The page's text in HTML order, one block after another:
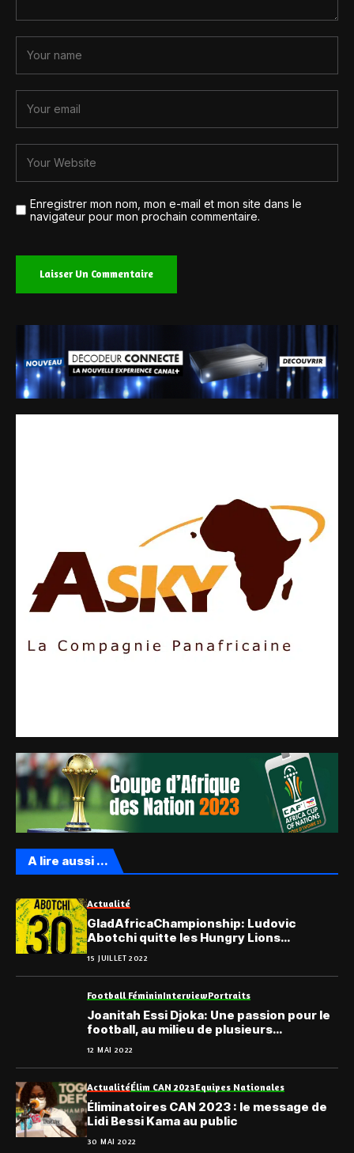
Enregistrer mon nom, mon e-mail et mon site dans le
navigateur pour mon prochain commentaire.
A lire aussi ...
Actualité
GladAfricaChampionship: Ludovic
Abotchi quitte les Hungry Lions
d’Afrique du sud
15 JUILLET 2022
Football FémininInterviewPortraits
Joanitah Essi Djoka: Une passion pour le
football, au milieu de plusieurs
disciplines…
12 MAI 2022
ActualitéÉlim CAN 2023Equipes Nationales
Éliminatoires CAN 2023 : le message de
Lidi Bessi Kama au public
30 MAI 2022